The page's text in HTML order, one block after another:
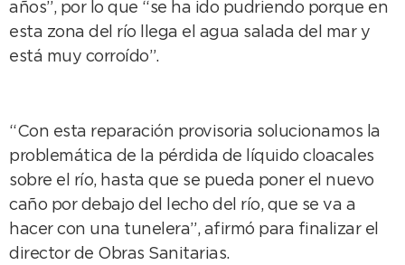
años”, por lo que “se ha ido pudriendo porque en
esta zona del río llega el agua salada del mar y
está muy corroído”.
“Con esta reparación provisoria solucionamos la
problemática de la pérdida de líquido cloacales
sobre el río, hasta que se pueda poner el nuevo
caño por debajo del lecho del río, que se va a
hacer con una tunelera”, afirmó para finalizar el
director de Obras Sanitarias.